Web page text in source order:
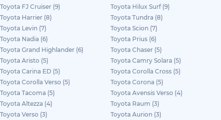
Toyota FJ Cruiser (9)
Toyota Hilux Surf (9)
Toyota Harrier (8)
Toyota Tundra (8)
Toyota Levin (7)
Toyota Scion (7)
Toyota Nadia (6)
Toyota Prius (6)
Toyota Grand Highlander (6)
Toyota Chaser (5)
Toyota Aristo (5)
Toyota Camry Solara (5)
Toyota Carina ED (5)
Toyota Corolla Cross (5)
Toyota Corolla Verso (5)
Toyota Corona (5)
Toyota Tacoma (5)
Toyota Avensis Verso (4)
Toyota Altezza (4)
Toyota Raum (3)
Toyota Verso (3)
Toyota Aurion (3)